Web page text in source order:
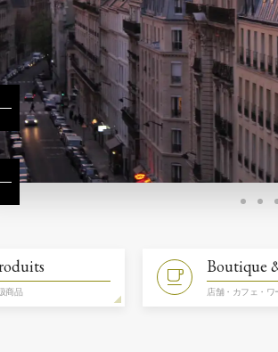
商品
Boutique
店舗・カフェ・ワ